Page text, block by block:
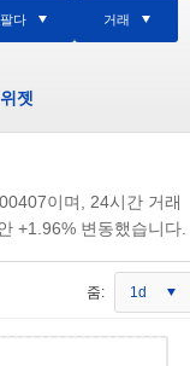
팔다 거래
위젯
이며, 24시간 거래
+1.96% 변동했습니다.
줌: 1d